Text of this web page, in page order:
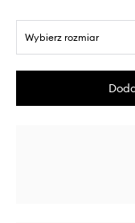
Wybierz rozmiar